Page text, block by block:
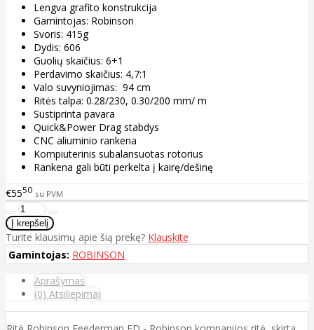
Lengva grafito konstrukcija
Gamintojas: Robinson
Svoris: 415g
Dydis: 606
Guolių skaičius: 6+1
Perdavimo skaičius: 4,7:1
Valo suvyniojimas: 94 cm
Ritės talpa: 0.28/230, 0.30/200 mm/ m
Sustiprinta pavara
Quick&Power Drag stabdys
CNC aliuminio rankena
Kompiuterinis subalansuotas rotorius
Rankena gali būti perkelta į kairę/dešinę
€5550 su PVM
Turite klausimų apie šią prekę? Klauskite
Gamintojas: ROBINSON
Aprašymas
(0) Atsiliepimai